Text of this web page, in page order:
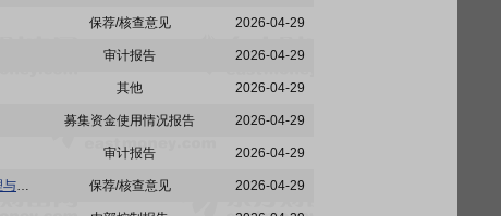
保荐/核查意见 2026-04-29
审计报告 2026-04-29
其他 2026-04-29
募集资金使用情况报告 2026-04-29
审计报告 2026-04-29
东富龙:中信证券股份有限公司关于东富龙科技集团股份有限公司2025年度募集资金存放、管理与使用情况专项核查报告 保荐/核查意见 2026-04-29